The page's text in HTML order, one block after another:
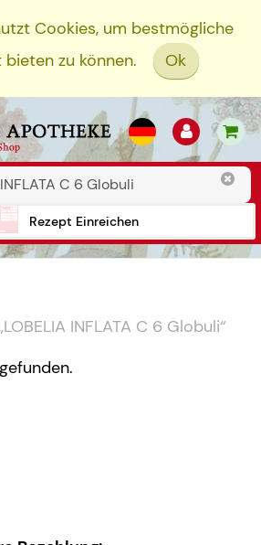
Cookies, um bestmögliche
zu können.
Ok
Rezept Einreichen
LOBELIA INFLATA C 6 Globuli“